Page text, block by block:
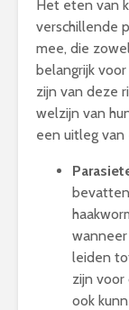
Het eten van
verschillende
mee, die
belangrijk
zijn van deze
welzijn van
een uitleg van
leiden
zijn voor
ook